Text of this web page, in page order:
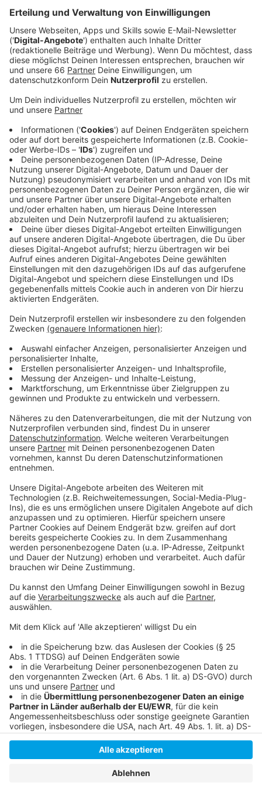
Anzeige
Deshalb ist das ab sofort auch in der Bücherei Bilk
möglich. Dort startet eine einjährige Pilotphase mit
Öffnungszeiten am Wochenende. Gerade junge
Familien würden das erweiterte Angebot gut und
gerne annehmen. Auf diese Zielgruppe hofft man jetzt
auch in Bilk. Dort hat die Bücherei ab sofort samstags
von 11 Uhr bis 18 Uhr und sonntags von 13 Uhr bis 18
Uhr geöffnet. An den Samstagen steht von 11 bis 13
Uhr das Bibliotheksteam zur Verfügung. Ansonsten ist
Wachpersonal vor Ort. Die nötigen Mittel stellt die
Bezirksvertretung 3 zur Verfügung.
Anzeige
Weitere Infos und Links zum Thema:
Anzeige
Das sind die neuen Öffnungszeiten:
Die neuen Öffnungszeiten ab Januar 2024 für die
Bücherei Bilk:
Montag und Donnerstag: 14 bis 19 Uhr
Mittwoch und Freitag: 11 bis 13 Uhr und 14 bis 17 Uhr
Samstag: 11 bis 18 Uhr
Sonntag: 13 bis 18 Uhr
Die Meldung der Stadt
Hier informiert die Stadt über die Büchereien
Unsere Meldung aus dem Juli 2023: Düsseldorfer
Zentralbibliothek weiter gefragt
Anzeige
Anzeige